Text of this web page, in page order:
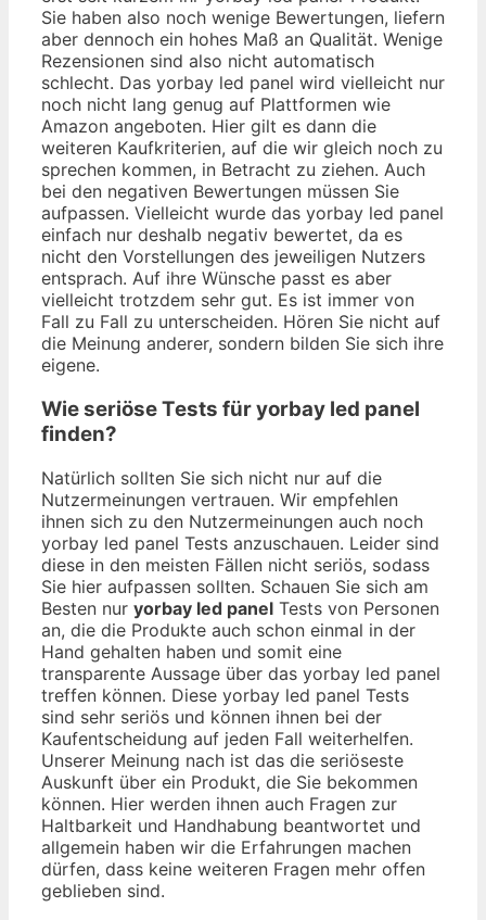
Sie haben also noch wenige Bewertungen, liefern
aber dennoch ein hohes Maß an Qualität. Wenige
Rezensionen sind also nicht automatisch
schlecht. Das yorbay led panel wird vielleicht nur
noch nicht lang genug auf Plattformen wie
Amazon angeboten. Hier gilt es dann die
weiteren Kaufkriterien, auf die wir gleich noch zu
sprechen kommen, in Betracht zu ziehen. Auch
bei den negativen Bewertungen müssen Sie
aufpassen. Vielleicht wurde das yorbay led panel
einfach nur deshalb negativ bewertet, da es
nicht den Vorstellungen des jeweiligen Nutzers
entsprach. Auf ihre Wünsche passt es aber
vielleicht trotzdem sehr gut. Es ist immer von
Fall zu Fall zu unterscheiden. Hören Sie nicht auf
die Meinung anderer, sondern bilden Sie sich ihre
eigene.
Wie seriöse Tests für yorbay led panel
finden?
Natürlich sollten Sie sich nicht nur auf die
Nutzermeinungen vertrauen. Wir empfehlen
ihnen sich zu den Nutzermeinungen auch noch
yorbay led panel Tests anzuschauen. Leider sind
diese in den meisten Fällen nicht seriös, sodass
Sie hier aufpassen sollten. Schauen Sie sich am
Besten nur yorbay led panel Tests von Personen
an, die die Produkte auch schon einmal in der
Hand gehalten haben und somit eine
transparente Aussage über das yorbay led panel
treffen können. Diese yorbay led panel Tests
sind sehr seriös und können ihnen bei der
Kaufentscheidung auf jeden Fall weiterhelfen.
Unserer Meinung nach ist das die seriöseste
Auskunft über ein Produkt, die Sie bekommen
können. Hier werden ihnen auch Fragen zur
Haltbarkeit und Handhabung beantwortet und
allgemein haben wir die Erfahrungen machen
dürfen, dass keine weiteren Fragen mehr offen
geblieben sind.